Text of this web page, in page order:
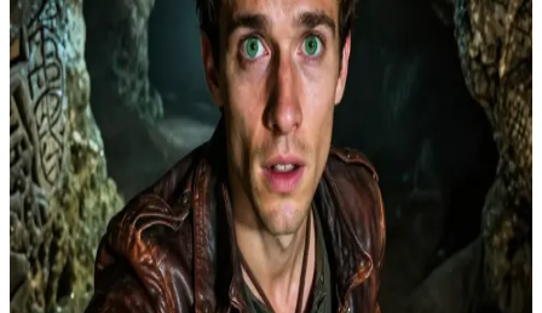
Leo
Leo, młody odkrywca podziemnych głębin